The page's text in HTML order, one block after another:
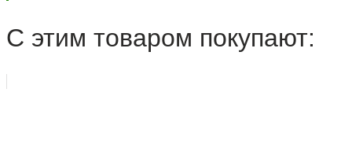
С этим товаром покупают: